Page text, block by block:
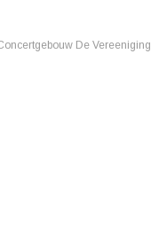
De Vereeniging